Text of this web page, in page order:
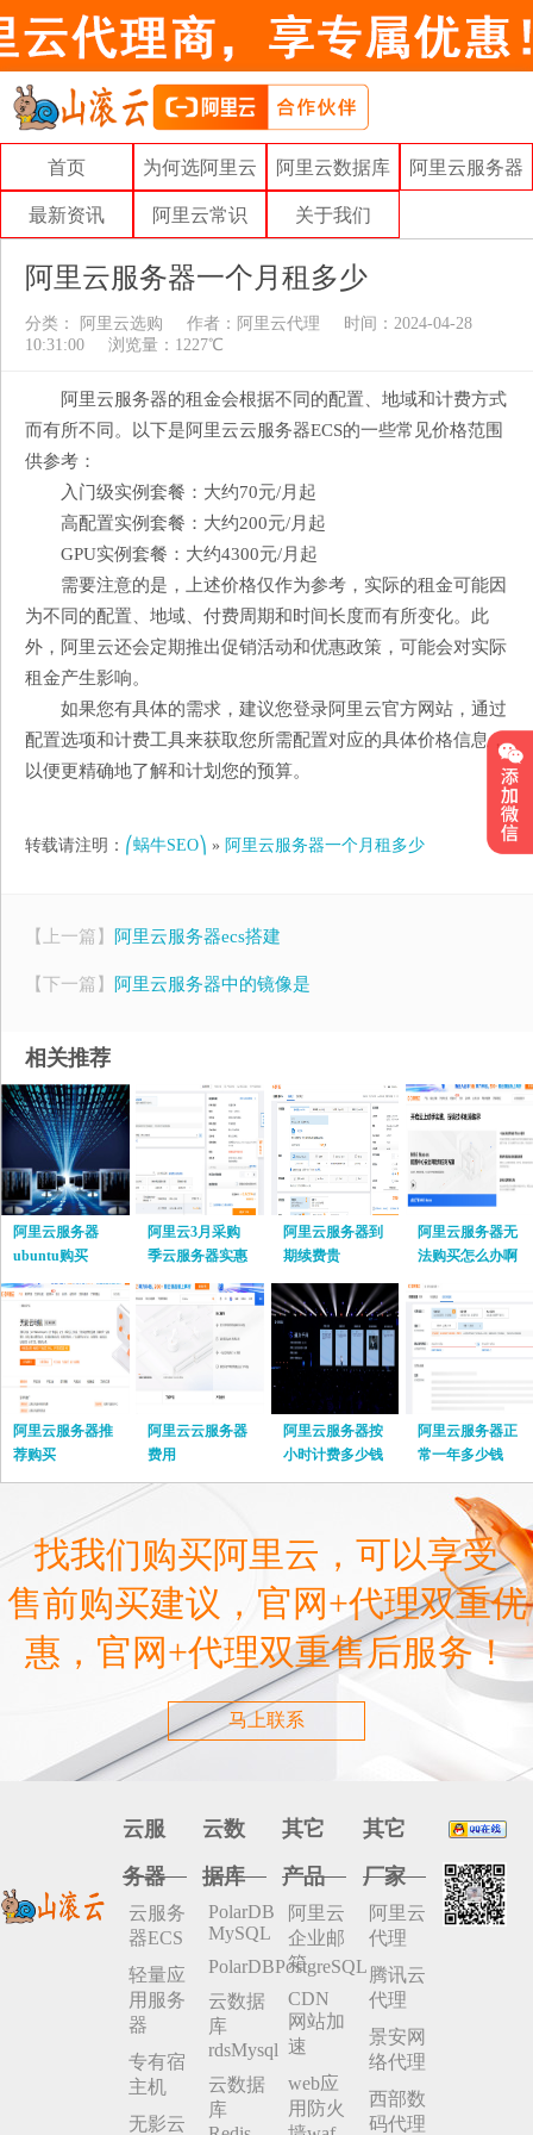
首页 为何选阿里云 阿里云数据库 阿里云服务器
最新资讯 阿里云常识 关于我们
阿里云服务器一个月租多少
分类： 阿里云选购 作者： 阿里云代理
时间：2024-04-28
10:31:00
浏览量：1227℃
阿里云服务器的租金会根据不同的配置、地域和计费方式
而有所不同。以下是阿里云云服务器ECS的一些常见价格范围
供参考：
入门级实例套餐：大约70元/月起
高配置实例套餐：大约200元/月起
GPU实例套餐：大约4300元/月起
需要注意的是，上述价格仅作为参考，实际的租金可能因
为不同的配置、地域、付费周期和时间长度而有所变化。此
外，阿里云还会定期推出促销活动和优惠政策，可能会对实际
租金产生影响。
如果您有具体的需求，建议您登录阿里云官方网站，通过
配置选项和计费工具来获取您所需配置对应的具体价格信息，
以便更精确地了解和计划您的预算。
转载请注明： ⎛蜗牛SEO⎞ » 阿里云服务器一个月租多少
【上一篇】 阿里云服务器ecs搭建
【下一篇】 阿里云服务器中的镜像是
相关推荐
阿里云服务器
ubuntu购买
阿里云3月采购
季云服务器实惠
阿里云服务器到
期续费贵
阿里云服务器无
法购买怎么办啊
阿里云服务器推
荐购买
阿里云云服务器
费用
阿里云服务器按
小时计费多少钱
啊
阿里云服务器正
常一年多少钱
找我们购买阿里云，可以享受
售前购买建议，官网+代理双重优
惠，官网+代理双重售后服务！
马上联系
云服
务器
云服务
器ECS
轻量应
用服务
器
专有宿
主机
无影云
云数
据库
PolarDB
MySQL
PolarDBPostgreSQL
云数据
库
rdsMysql
云数据
库
其它
产品
阿里云
企业邮
箱
CDN
网站加
速
web应
用防火
其它
厂家
阿里云
代理
腾讯云
代理
景安网
络代理
西部数
码代理